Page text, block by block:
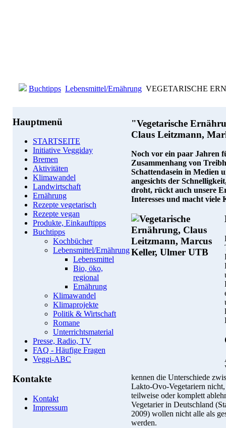
Buchtipps Lebensmittel/Ernährung VEGETARISCHE
Hauptmenü
STARTSEITE
Initiative Veggiday
Bremen
Aktivitäten
Klimawandel
Landwirtschaft
Ernährung
Rezepte vegetarisch
Rezepte vegan
Produkte, Einkauftipps
Buchtipps
Kochbücher
Lebensmittel/Ernährung
Lebensmittel
Bio, öko,
regional
Ernährung
Klimawandel
Klimaprojekte
Politik & Wirtschaft
Romane
Unterrichtsmaterial
Presse, Radio, TV
FAQ - Häufige Fragen
Veggi-ABC
Kontakte
Kontakt
Impressum
"Vegetarische
Claus Leitzmann,
Noch vor ein paar Jahren
Zusammenhang von
Schattendasein in Medien
angesichts der
droht, rückt auch unsere
Interesses und macht viele
kennen die Unterschiede
Lakto-Ovo-Vegetariern
teilweise oder komplett
Vegetarier in Deutschland
2009) wollen nicht alle als
werden.